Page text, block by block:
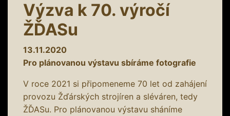
Výzva k 70. výročí
ŽĎASu
13.11.2020
Pro plánovanou výstavu sbíráme fotografie
V roce 2021 si připomeneme 70 let od zahájení
provozu Žďárských strojíren a sléváren, tedy
ŽĎASu. Pro plánovanou výstavu sháníme